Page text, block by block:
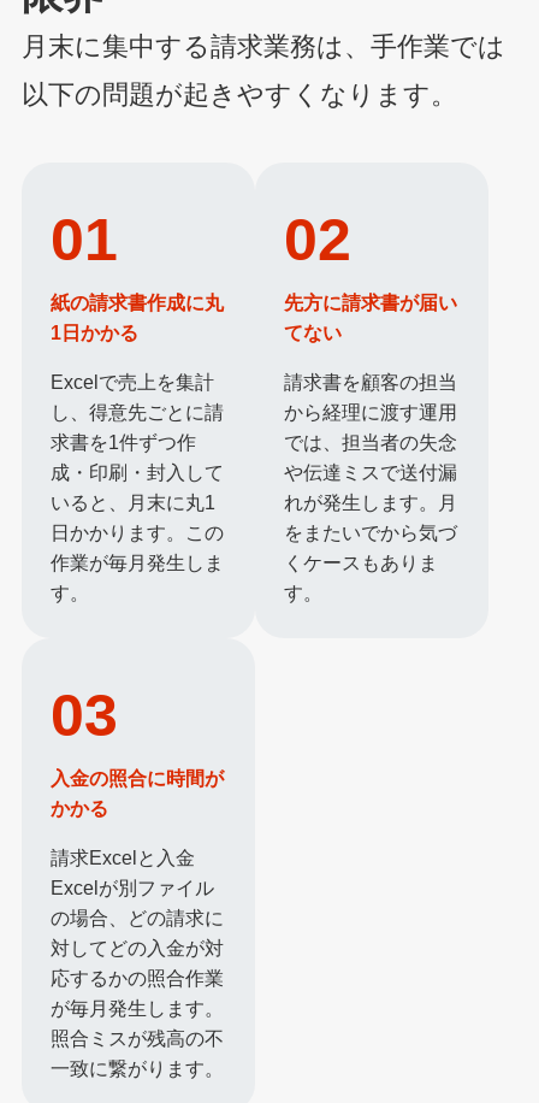
月末に集中する請求業務は、手作業では
以下の問題が起きやすくなります。
01
紙の請求書作成に丸
1日かかる
Excelで売上を集計
し、得意先ごとに請
求書を1件ずつ作
成・印刷・封入して
いると、月末に丸1
日かかります。この
作業が毎月発生しま
す。
02
先方に請求書が届い
てない
請求書を顧客の担当
から経理に渡す運用
では、担当者の失念
や伝達ミスで送付漏
れが発生します。月
をまたいでから気づ
くケースもありま
す。
03
入金の照合に時間が
かかる
請求Excelと入金
Excelが別ファイル
の場合、どの請求に
対してどの入金が対
応するかの照合作業
が毎月発生します。
照合ミスが残高の不
一致に繋がります。